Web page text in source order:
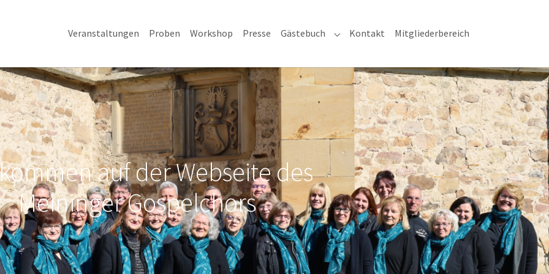
Veranstaltungen Proben Workshop Presse Gästebuch Submenu for "Gästebuch"
Kontakt Mitgliederbereich
auf der Webseite des
Meininger Gospelchors